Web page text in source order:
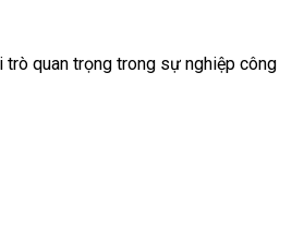
trò quan trọng trong sự nghiệp công